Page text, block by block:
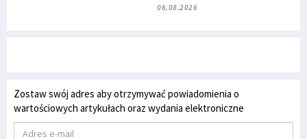
06.08.2026
Zostaw swój adres aby otrzymywać powiadomienia o
wartościowych artykułach oraz wydania elektroniczne